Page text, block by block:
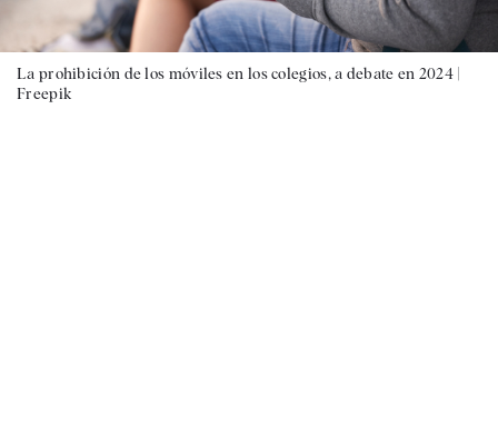
La prohibición de los móviles en los colegios, a debate en 2024 |
Freepik